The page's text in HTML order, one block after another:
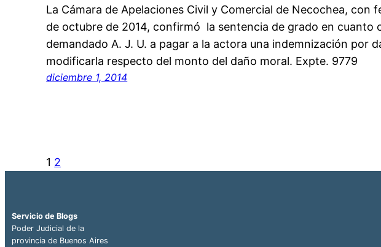
La Cámara de Apelaciones Civil y Comercial de Necochea, con
de octubre de 2014, confirmó la sentencia de grado en cuanto
demandado A. J. U. a pagar a la actora una indemnización por
modificarla respecto del monto del daño moral. Expte. 9779
diciembre 1, 2014
1 2
Servicio de Blogs
Poder Judicial de la
provincia de Buenos Aires